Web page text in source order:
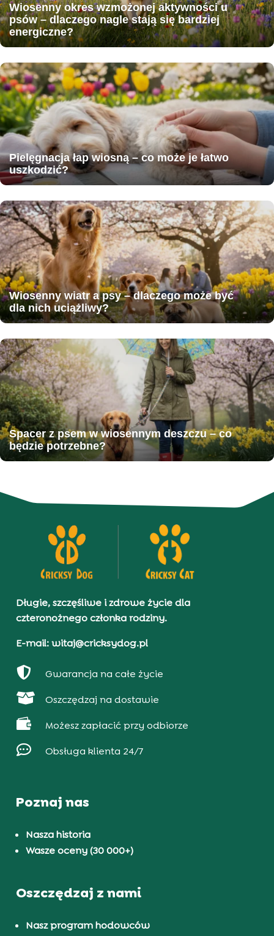
Wiosenny okres wzmożonej aktywności u
psów – dlaczego nagle stają się bardziej
energiczne?
Pielęgnacja łap wiosną – co może je łatwo
uszkodzić?
Wiosenny wiatr a psy – dlaczego może być
dla nich uciążliwy?
Spacer z psem w wiosennym deszczu – co
będzie potrzebne?
Długie, szczęśliwe i zdrowe życie dla
czteronożnego członka rodziny.
E-mail: witaj@cricksydog.pl
 Gwarancja na całe życie
 Oszczędzaj na dostawie
 Możesz zapłacić przy odbiorze
 Obsługa klienta 24/7
Poznaj nas
Nasza historia
Wasze oceny (30 000+)
Oszczędzaj z nami
Nasz program hodowców